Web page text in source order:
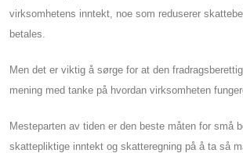
virksomhetens inntekt, noe som reduserer
betales.
Men det er viktig å sørge for at den
mening med tanke på hvordan virksomheten
Mesteparten av tiden er den beste måten for små
skattepliktige inntekt og skatteregning på å ta så